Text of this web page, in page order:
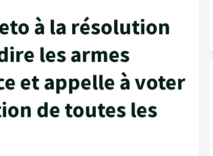
à la résolution
les armes
et appelle à voter
de toutes les